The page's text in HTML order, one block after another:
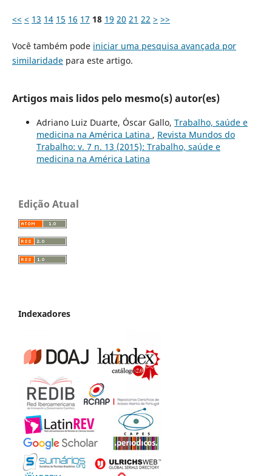
<< < 13 14 15 16 17 18 19 20 21 22 > >>
Você também pode iniciar uma pesquisa avançada por
similaridadepara este artigo.
Artigos mais lidos pelo mesmo(s) autor(es)
Adriano Luiz Duarte, Óscar Gallo, Trabalho, saúde e
medicina na América Latina , Revista Mundos do
Trabalho: v. 7 n. 13 (2015): Trabalho, saúde e
medicina na América Latina
Edição Atual
Indexadores